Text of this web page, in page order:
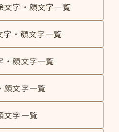
文字・顔文字一覧
字・顔文字一覧
・顔文字一覧
顔文字一覧
文字一覧